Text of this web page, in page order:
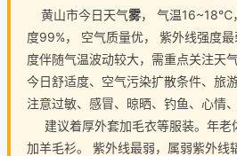
黄山市今日天气雾， 气温16~18℃
度99%， 空气质量优， 紫外线强度
度伴随气温波动较大，需重点关注天
今日舒适度、空气污染扩散条件、旅
注意过敏、感冒、晾晒、钓鱼、心情
建议着厚外套加毛衣等服装。年老
加羊毛衫。 紫外线最弱，属弱紫外线